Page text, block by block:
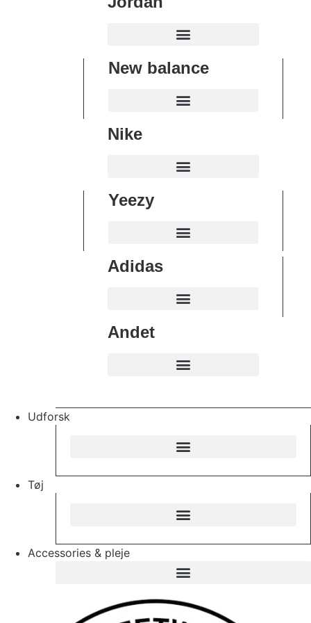
New balance
Nike
Yeezy
Adidas
Andet
Udforsk
Tøj
Accessories & pleje